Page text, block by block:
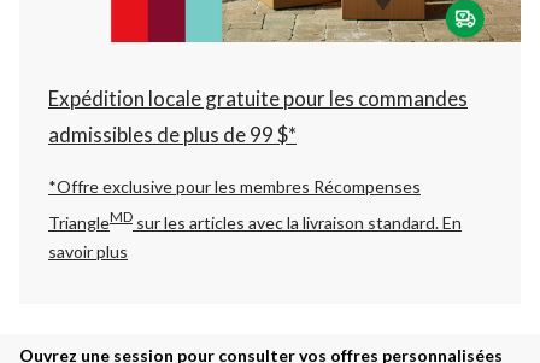
à
22:00
changer
Expédition locale gratuite pour les commandes
admissibles de plus de 99 $*
*Offre exclusive pour les membres Récompenses
TriangleMD sur les articles avec la livraison standard.En
savoir plus
Ouvrez une session pour consulter vos offres personnalisées